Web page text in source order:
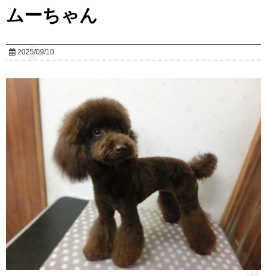
ムーちゃん
2025/09/10